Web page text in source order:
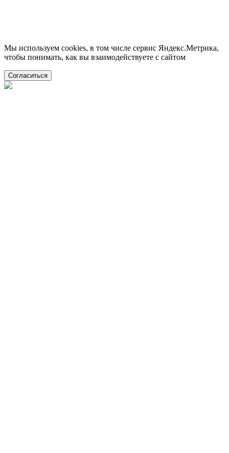
Мы используем cookies, в том числе сервис Яндекс.Метрика,
чтобы понимать, как вы взаимодействуете с сайтом
Согласиться